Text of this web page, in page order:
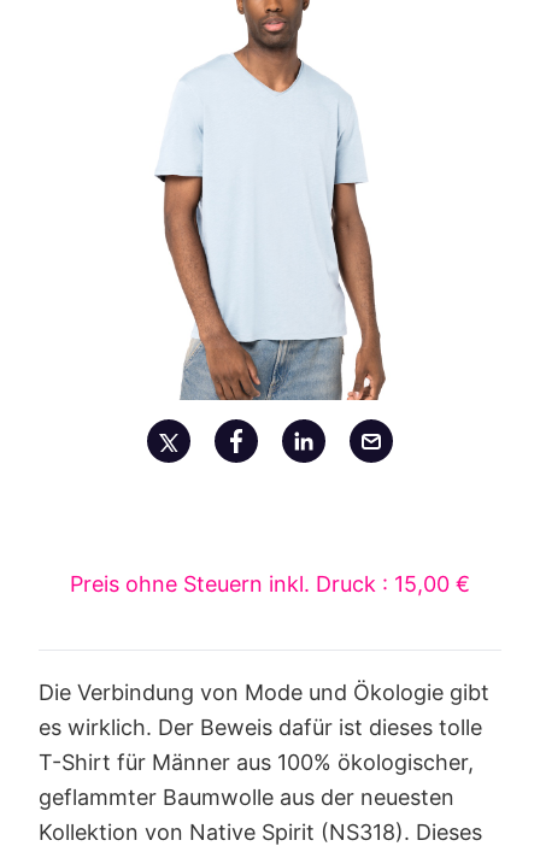
Preis ohne Steuern inkl. Druck : 15,00 €
Die Verbindung von Mode und Ökologie gibt
es wirklich. Der Beweis dafür ist dieses tolle
T-Shirt für Männer aus 100% ökologischer,
geflammter Baumwolle aus der neuesten
Kollektion von Native Spirit (NS318). Dieses